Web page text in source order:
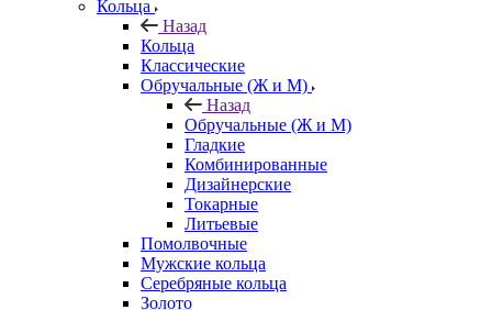
Кольца
Назад
Кольца
Классические
Обручальные (Ж и М)
Назад
Обручальные (Ж и М)
Гладкие
Комбинированные
Дизайнерские
Токарные
Литьевые
Помолвочные
Мужские кольца
Серебряные кольца
Золото